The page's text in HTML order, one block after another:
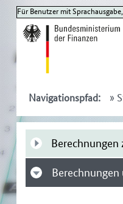
Für Benutzer mit
Navigationspfad: »